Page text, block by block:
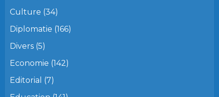
Culture (34)
Diplomatie (166)
Divers (5)
Economie (142)
Editorial (7)